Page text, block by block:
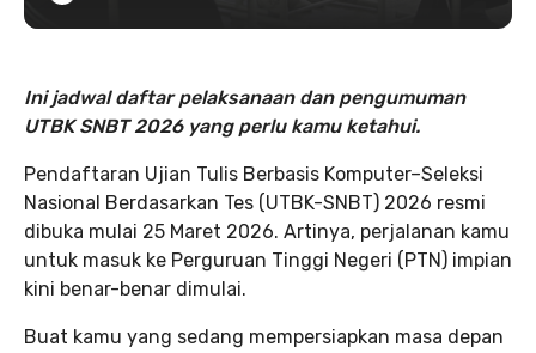
Ini jadwal daftar pelaksanaan dan pengumuman
UTBK SNBT 2026 yang perlu kamu ketahui.
Pendaftaran Ujian Tulis Berbasis Komputer–Seleksi
Nasional Berdasarkan Tes (UTBK-SNBT) 2026 resmi
dibuka mulai 25 Maret 2026. Artinya, perjalanan kamu
untuk masuk ke Perguruan Tinggi Negeri (PTN) impian
kini benar-benar dimulai.
Buat kamu yang sedang mempersiapkan masa depan